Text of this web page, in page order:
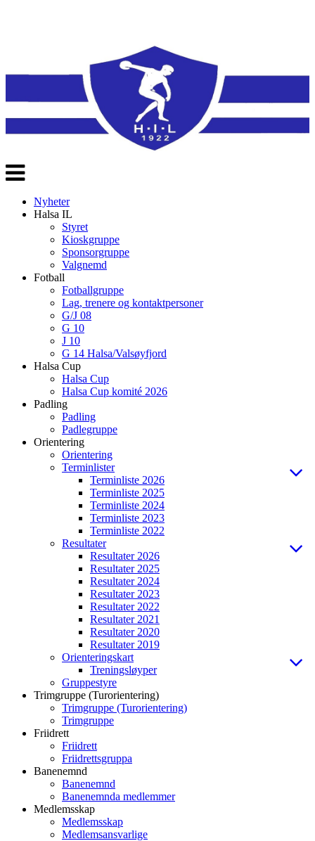
Veksle
navigasjon
Nyheter
Halsa IL
Styret
Kioskgruppe
Sponsorgruppe
Valgnemd
Fotball
Fotballgruppe
Lag, trenere og kontaktpersoner
G/J 08
G 10
J 10
G 14 Halsa/Valsøyfjord
Halsa Cup
Halsa Cup
Halsa Cup komité 2026
Padling
Padling
Padlegruppe
Orientering
Orientering
Terminlister
Terminliste 2026
Terminliste 2025
Terminliste 2024
Terminliste 2023
Terminliste 2022
Resultater
Resultater 2026
Resultater 2025
Resultater 2024
Resultater 2023
Resultater 2022
Resultater 2021
Resultater 2020
Resultater 2019
Orienteringskart
Treningsløyper
Gruppestyre
Trimgruppe (Turorientering)
Trimgruppe (Turorientering)
Trimgruppe
Friidrett
Friidrett
Friidrettsgruppa
Banenemnd
Banenemnd
Banenemnda medlemmer
Medlemsskap
Medlemsskap
Medlemsansvarlige